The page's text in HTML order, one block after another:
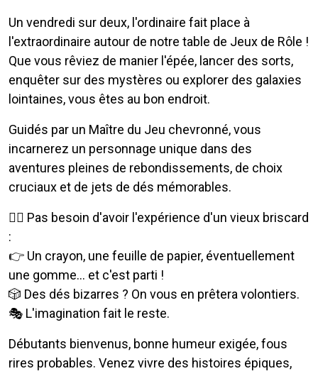
Un vendredi sur deux, l'ordinaire fait place à
l'extraordinaire autour de notre table de Jeux de Rôle !
Que vous rêviez de manier l'épée, lancer des sorts,
enquêter sur des mystères ou explorer des galaxies
lointaines, vous êtes au bon endroit.
Guidés par un Maître du Jeu chevronné, vous
incarnerez un personnage unique dans des
aventures pleines de rebondissements, de choix
cruciaux et de jets de dés mémorables.
🧙‍♂️ Pas besoin d'avoir l'expérience d'un vieux briscard
:
👉 Un crayon, une feuille de papier, éventuellement
une gomme… et c'est parti !
🎲 Des dés bizarres ? On vous en prêtera volontiers.
🎭 L'imagination fait le reste.
Débutants bienvenus, bonne humeur exigée, fous
rires probables. Venez vivre des histoires épiques,